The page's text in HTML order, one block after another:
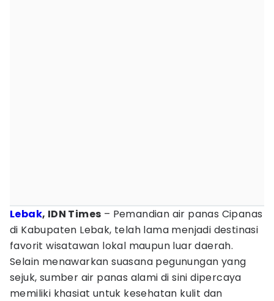
Lebak, IDN Times – Pemandian air panas Cipanas
di Kabupaten Lebak, telah lama menjadi destinasi
favorit wisatawan lokal maupun luar daerah.
Selain menawarkan suasana pegunungan yang
sejuk, sumber air panas alami di sini dipercaya
memiliki khasiat untuk kesehatan kulit dan